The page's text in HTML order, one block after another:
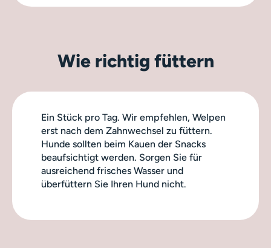
Wie richtig füttern
Ein Stück pro Tag. Wir empfehlen, Welpen
erst nach dem Zahnwechsel zu füttern.
Hunde sollten beim Kauen der Snacks
beaufsichtigt werden. Sorgen Sie für
ausreichend frisches Wasser und
überfüttern Sie Ihren Hund nicht.